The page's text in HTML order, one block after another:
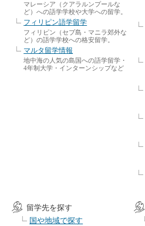
マレーシア（クアラルンプールな
ど）への語学学校や大学への留学。
フィリピン語学留学
フィリピン（セブ島・マニラ郊外な
ど）の語学学校への格安留学。
マルタ留学情報
地中海の人気の島国への語学留学・
4年制大学・インターンシップなど
留学先を探す
国や地域で探す